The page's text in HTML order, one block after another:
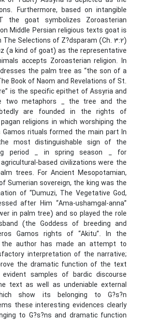
Furthermore, based on intangible
the goat symbolizes Zoroasterian
Middle Persian religious texts goat is
The Selections of Z?dsparam (Ch. 3:2)
(a kind of goat) as the representative
accepts Zoroasterian religion. In
the palm tree as “the son of a
Book of Naom and Revelations of St.
is the specific epithet of Assyria and
two metaphors _ the tree and the
are founded in the rights of
religions in which worshiping the
Gamos rituals formed the main part In
most distinguishable sign of the
period _ in spring season _ for
based civilizations were the
trees. For Ancient Mesopotamian,
Sumerian sovereign, the king was the
of “Dumuzi, The Vegetative God,
after Him “Ama-ushamgal-anna”
in palm tree) and so played the role
(the Goddess of breeding and
Gamos rights of “Akitu”. In the
author has made an attempt to
interpretation of the narrative;
the dramatic function of the text
evident samples of bardic discourse
text as well as undeniable external
show its belonging to G?s?n
these interesting evidences clearly
to G?s?ns and dramatic function